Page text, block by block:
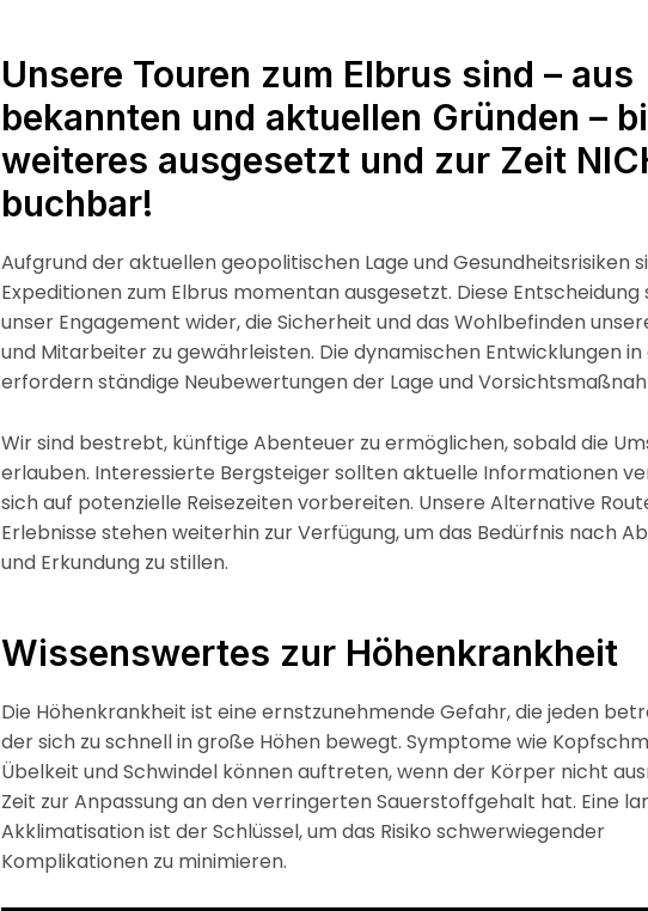
Unsere Touren zum Elbrus sind – aus
bekannten und aktuellen Gründen –
weiteres ausgesetzt und zur Zeit
buchbar!
Aufgrund der aktuellen geopolitischen Lage und Gesundheitsrisiken
Expeditionen zum Elbrus momentan ausgesetzt. Diese Entscheidung
unser Engagement wider, die Sicherheit und das Wohlbefinden
und Mitarbeiter zu gewährleisten. Die dynamischen Entwicklungen in
erfordern ständige Neubewertungen der Lage und
Wir sind bestrebt, künftige Abenteuer zu ermöglichen, sobald die
erlauben. Interessierte Bergsteiger sollten aktuelle Informationen
sich auf potenzielle Reisezeiten vorbereiten. Unsere Alternative
Erlebnisse stehen weiterhin zur Verfügung, um das Bedürfnis nach
und Erkundung zu stillen.
Wissenswertes zur Höhenkrankheit
Die Höhenkrankheit ist eine ernstzunehmende Gefahr, die jeden
der sich zu schnell in große Höhen bewegt. Symptome wie
Übelkeit und Schwindel können auftreten, wenn der Körper nicht
Zeit zur Anpassung an den verringerten Sauerstoffgehalt hat. Eine
Akklimatisation ist der Schlüssel, um das Risiko schwerwiegender
Komplikationen zu minimieren.